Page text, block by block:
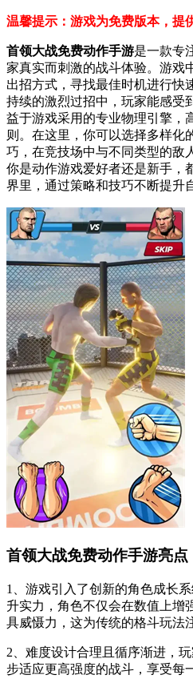
温馨提示：游戏为免费版本，提
首领大战免费动作手游是一款专
家真实而刺激的战斗体验。游戏
出招方式，寻找最佳时机进行快
持续的激烈过招中，玩家能感受
益于游戏采用的专业物理引擎，
则。在这里，你可以选择多样化
巧，在竞技场中与不同类型的敌
你是动作游戏爱好者还是新手，
界里，通过策略和技巧不断提升
首领大战免费动作手游亮点
1、游戏引入了创新的角色成长
升实力，角色不仅会在数值上增
具威慑力，这为传统的格斗玩法
2、难度设计合理且循序渐进，
步适应更高强度的战斗，享受每